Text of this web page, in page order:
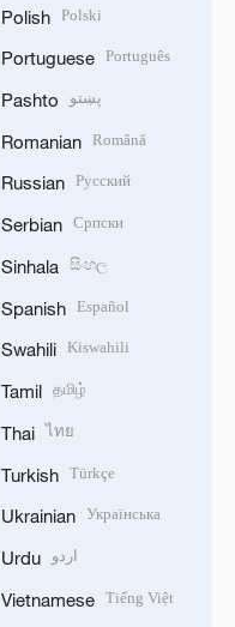
Polish Polski
Portuguese Português
Pashto پښتو
Romanian Română
Russian Русский
Serbian Српски
Sinhala සිංහල
Spanish Español
Swahili Kiswahili
Tamil தமிழ்
Thai ไทย
Turkish Türkçe
Ukrainian Українська
Urdu اردو
Vietnamese Tiếng Việt